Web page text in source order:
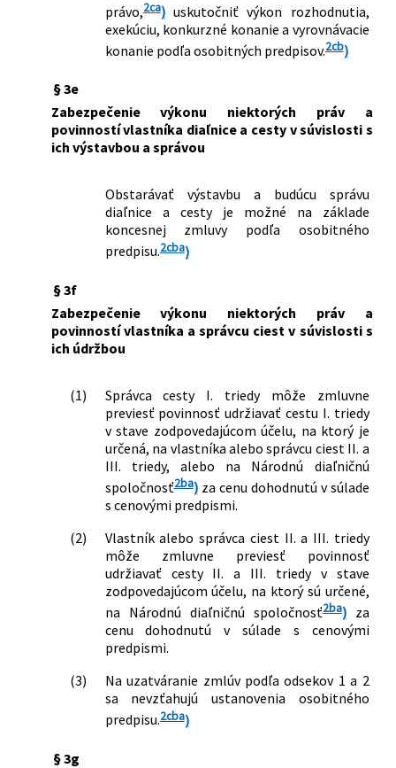
právo,2ca)uskutočniť výkon rozhodnutia,
exekúciu, konkurzné konanie a vyrovnávacie
konanie podľa osobitných predpisov.2cb)
§ 3e
Zabezpečenie výkonu niektorých práv a
povinností vlastníka diaľnice a cesty v súvislosti s
ich výstavbou a správou
Obstarávať výstavbu a budúcu správu
diaľnice a cesty je možné na základe
koncesnej zmluvy podľa osobitného
predpisu.2cba)
§ 3f
Zabezpečenie výkonu niektorých práv a
povinností vlastníka a správcu ciest v súvislosti s
ich údržbou
(1)
Správca cesty I. triedy môže zmluvne
previesť povinnosť udržiavať cestu I. triedy
v stave zodpovedajúcom účelu, na ktorý je
určená, na vlastníka alebo správcu ciest II. a
III. triedy, alebo na Národnú diaľničnú
spoločnosť2ba)za cenu dohodnutú v súlade
s cenovými predpismi.
(2)
Vlastník alebo správca ciest II. a III. triedy
môže zmluvne previesť povinnosť
udržiavať cesty II. a III. triedy v stave
zodpovedajúcom účelu, na ktorý sú určené,
na Národnú diaľničnú spoločnosť2ba)za
cenu dohodnutú v súlade s cenovými
predpismi.
(3)
Na uzatváranie zmlúv podľa odsekov 1 a 2
sa nevzťahujú ustanovenia osobitného
predpisu.2cba)
§ 3g